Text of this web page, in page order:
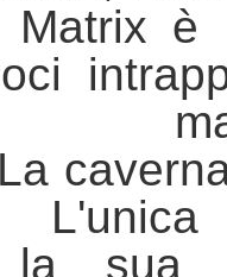
è
sua